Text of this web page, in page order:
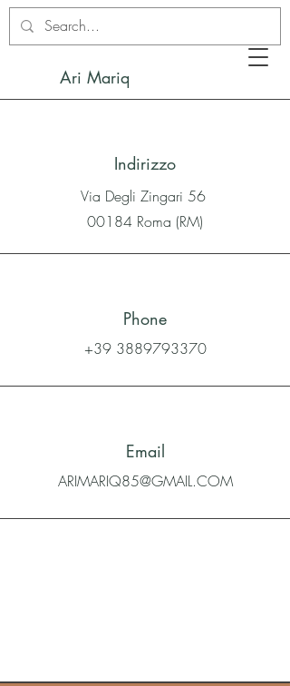
Ari Mariq
Indirizzo
Via Degli Zingari 56
00184 Roma (RM)
Phone
+39 3889793370
Email
ARIMARIQ85@GMAIL.COM